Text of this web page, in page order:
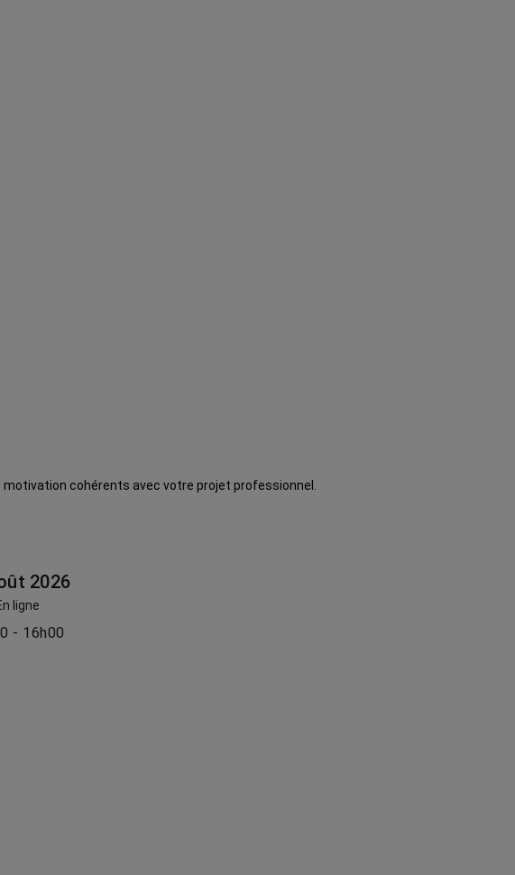
cohérents avec votre projet professionnel.
2026
ligne
- 16h00